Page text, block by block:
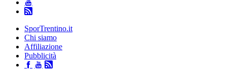
SporTrentino.it
Chi siamo
Affiliazione
Pubblicità